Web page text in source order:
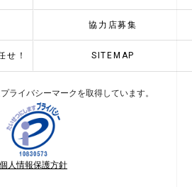
協力店募集
せ！ SITEMAP
ライバシーマークを取得しています。
個人情報保護方針